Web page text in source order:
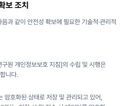
보 조치
음과 같이 안전성 확보에 필요한 기술적·관리적
원 개인정보보호 지침]의 수립 및 시행은
니다.
암호화된 상태로 저장 및 관리되고 있어,